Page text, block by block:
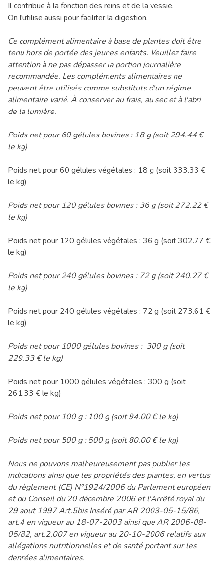
Il contribue à la fonction des reins et de la vessie.
On l'utilise aussi pour faciliter la digestion.
Ce complément alimentaire à base de plantes doit être
tenu hors de portée des jeunes enfants. Veuillez faire
attention à ne pas dépasser la portion journalière
recommandée. Les compléments alimentaires ne
peuvent être utilisés comme substituts d'un régime
alimentaire varié. À conserver au frais, au sec et à l'abri
de la lumière.
Poids net pour 60 gélules bovines : 18 g (soit 294.44 €
le kg)
Poids net pour 60 gélules végétales : 18 g (soit 333.33 €
le kg)
Poids net pour 120 gélules bovines : 36 g (soit 272.22 €
le kg)
Poids net pour 120 gélules végétales : 36 g (soit 302.77 €
le kg)
Poids net pour 240 gélules bovines : 72 g (soit 240.27 €
le kg)
Poids net pour 240 gélules végétales : 72 g (soit 273.61 €
le kg)
Poids net pour 1000 gélules bovines : 300 g (soit
229.33 € le kg)
Poids net pour 1000 gélules végétales : 300 g (soit
261.33 € le kg)
Poids net pour 100 g : 100 g (soit 94.00 € le kg)
Poids net pour 500 g : 500 g (soit 80.00 € le kg)
Nous ne pouvons malheureusement pas publier les
indications ainsi que les propriétés des plantes, en vertus
du règlement (CE) N°1924/2006 du Parlement européen
et du Conseil du 20 décembre 2006 et l'Arrêté royal du
29 aout 1997 Art.5bis Inséré par AR 2003-05-15/86,
art.4 en vigueur au 18-07-2003 ainsi que AR 2006-08-
05/82, art.2,007 en vigueur au 20-10-2006 relatifs aux
allégations nutritionnelles et de santé portant sur les
denrées alimentaires.